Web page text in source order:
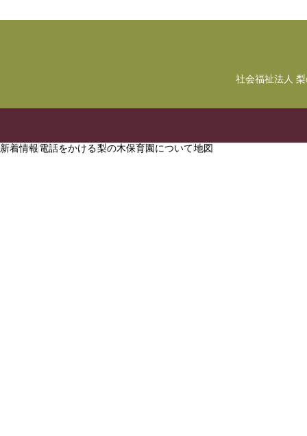
社会福祉法人
新着情報電話をかける梨の木保育園について地図